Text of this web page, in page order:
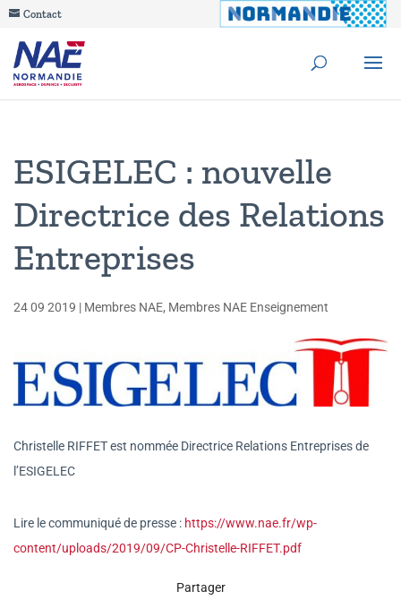
Contact
ESIGELEC : nouvelle
Directrice des Relations
Entreprises
24 09 2019 | Membres NAE, Membres NAE Enseignement
Christelle RIFFET est nommée Directrice Relations Entreprises de
l’ESIGELEC
Lire le communiqué de presse : https://www.nae.fr/wp-
content/uploads/2019/09/CP-Christelle-RIFFET.pdf
Partager